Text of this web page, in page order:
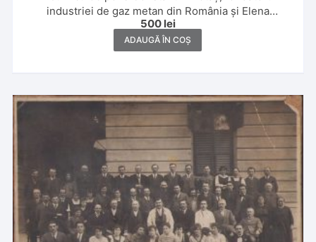
industriei de gaz metan din România și Elena
Motăș,1930 și 1931, Banat, Ada Kaleh, Slănic, Poiana
Brașov și Italia
500 lei
ADAUGĂ ÎN COȘ